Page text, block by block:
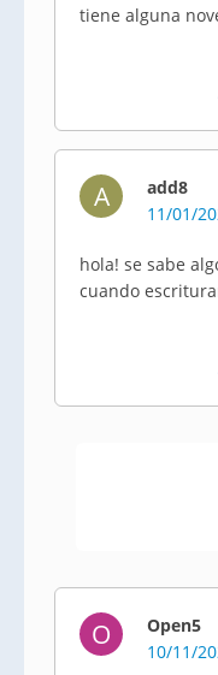
tiene alguna
A
add8
11/01/
hola! se sabe
cuando
O
Open5
10/11/